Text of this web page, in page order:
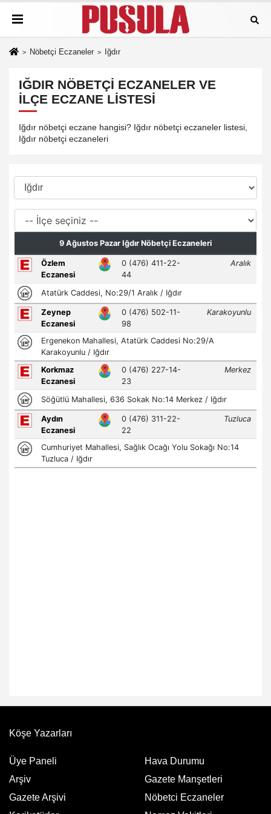
Nöbetçi Eczaneler Iğdır
IĞDIR NÖBETÇI ECZANELER VE
İLÇE ECZANE LISTESI
Iğdır nöbetçi eczane hangisi? Iğdır nöbetçi eczaneler listesi,
Iğdır nöbetçi eczaneleri
Köşe Yazarları
Üye Paneli
Arşiv
Gazete Arşivi
Hava Durumu
Gazete Manşetleri
Nöbetci Eczaneler